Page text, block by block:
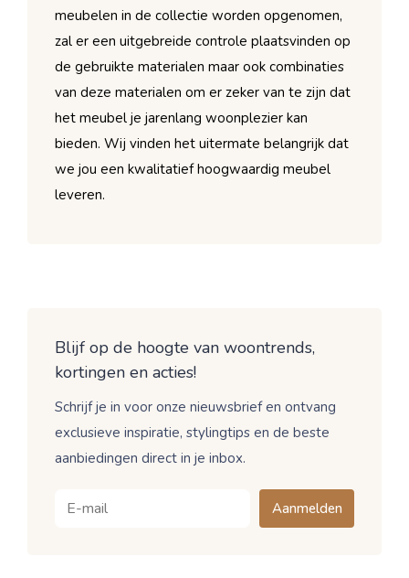
meubelen in de collectie worden opgenomen,
zal er een uitgebreide controle plaatsvinden op
de gebruikte materialen maar ook combinaties
van deze materialen om er zeker van te zijn dat
het meubel je jarenlang woonplezier kan
bieden. Wij vinden het uitermate belangrijk dat
we jou een kwalitatief hoogwaardig meubel
leveren.
Blijf op de hoogte van woontrends,
kortingen en acties!
Schrijf je in voor onze nieuwsbrief en ontvang
exclusieve inspiratie, stylingtips en de beste
aanbiedingen direct in je inbox.
Aanmelden